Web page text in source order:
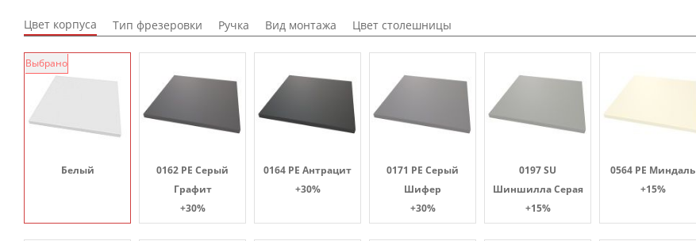
Цвет корпуса Тип фрезеровки Ручка Вид монтажа Цвет столешницы
Белый
Выбрано
0162 PE Серый
Графит
+30%
0164 PE Антрацит
+30%
0171 PE Серый
Шифер
+30%
0197 SU
Шиншилла Серая
+15%
0564 PE Миндаль
+15%